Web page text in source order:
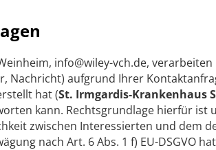
info@wiley-vch.de,
Nachricht) aufgrund Ihrer
hat (St. Irmgardis-Krankenhaus
kann. Rechtsgrundlage hierfür ist
zwischen Interessierten und dem
nach Art. 6 Abs. 1 f) EU-DSGVO